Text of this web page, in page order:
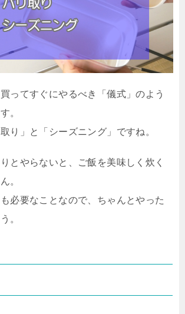
ってすぐにやるべき「儀式」のよう
。
り」と「シーズニング」ですね。
とやらないと、ご飯を美味しく炊く
。
必要なことなので、ちゃんとやった
。